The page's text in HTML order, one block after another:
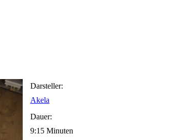
Darsteller:
Akela
Dauer:
9:15 Minuten